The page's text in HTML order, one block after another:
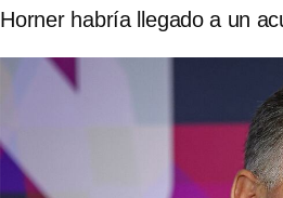
Horner habría llegado a un